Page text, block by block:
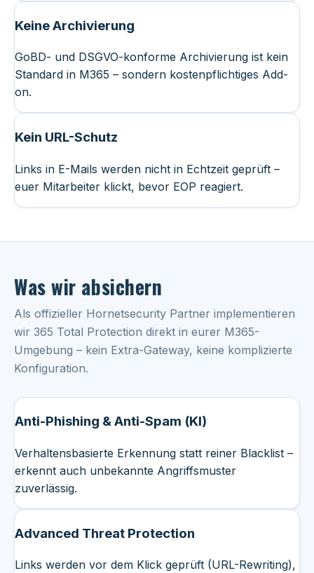
Keine Archivierung
GoBD- und DSGVO-konforme Archivierung ist kein
Standard in M365 – sondern kostenpflichtiges Add-
on.
Kein URL-Schutz
Links in E-Mails werden nicht in Echtzeit geprüft –
euer Mitarbeiter klickt, bevor EOP reagiert.
Was wir absichern
Als offizieller Hornetsecurity Partner implementieren
wir 365 Total Protection direkt in eurer M365-
Umgebung – kein Extra-Gateway, keine komplizierte
Konfiguration.
Anti-Phishing & Anti-Spam (KI)
Verhaltensbasierte Erkennung statt reiner Blacklist –
erkennt auch unbekannte Angriffsmuster
zuverlässig.
Advanced Threat Protection
Links werden vor dem Klick geprüft (URL-Rewriting),